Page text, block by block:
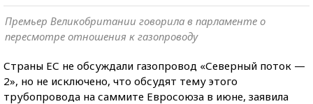
Премьер Великобритании говорила в парламенте о
пересмотре отношения к газопроводу
Страны ЕС не обсуждали газопровод «Северный поток —
2», но не исключено, что обсудят тему этого
трубопровода на саммите Евросоюза в июне, заявила